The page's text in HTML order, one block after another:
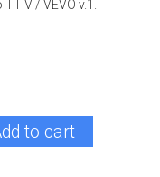
V / VEVO v.1.
to cart